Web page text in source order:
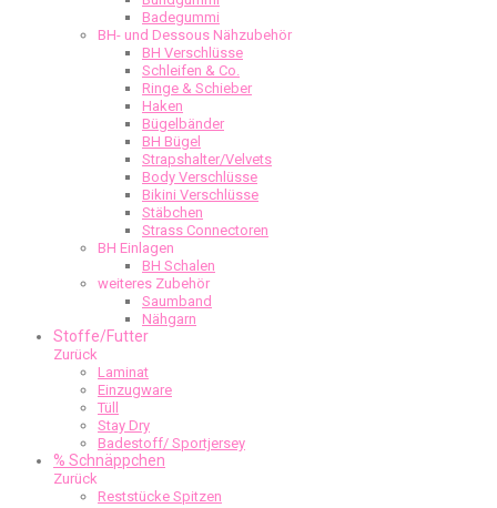
Badegummi
BH- und Dessous Nähzubehör
BH Verschlüsse
Schleifen & Co.
Ringe & Schieber
Haken
Bügelbänder
BH Bügel
Strapshalter/Velvets
Body Verschlüsse
Bikini Verschlüsse
Stäbchen
Strass Connectoren
BH Einlagen
BH Schalen
weiteres Zubehör
Saumband
Nähgarn
Stoffe/Futter
Zurück
Laminat
Einzugware
Tüll
Stay Dry
Badestoff/ Sportjersey
% Schnäppchen
Zurück
Reststücke Spitzen